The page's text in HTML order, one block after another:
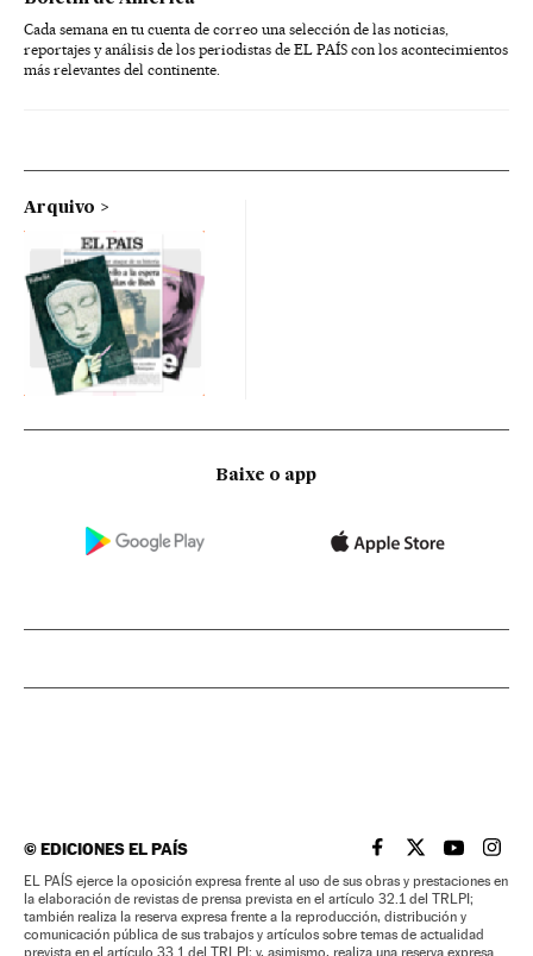
Cada semana en tu cuenta de correo una selección de las noticias,
reportajes y análisis de los periodistas de EL PAÍS con los acontecimientos
más relevantes del continente.
Arquivo
Baixe o app
©EDICIONES EL PAÍS EL PAÍS BRASIL EN
EL PAÍSEL PAÍS
EL
EL PAÍS ejerce la oposición expresa frente al uso de sus obras y prestaciones en
la elaboración de revistas de prensa prevista en el artículo 32.1 del TRLPI;
también realiza la reserva expresa frente a la reproducción, distribución y
comunicación pública de sus trabajos y artículos sobre temas de actualidad
prevista en el artículo 33.1 del TRLPI; y, asimismo, realiza una reserva expresa